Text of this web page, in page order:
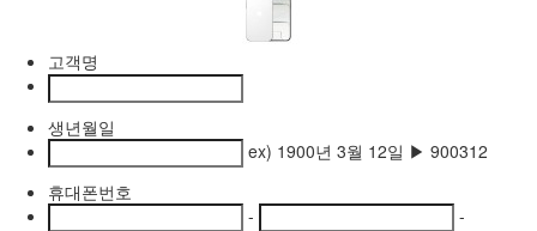
고객명
생년월일
ex) 1900년 3월 12일 ▶ 900312
휴대폰번호
-
-